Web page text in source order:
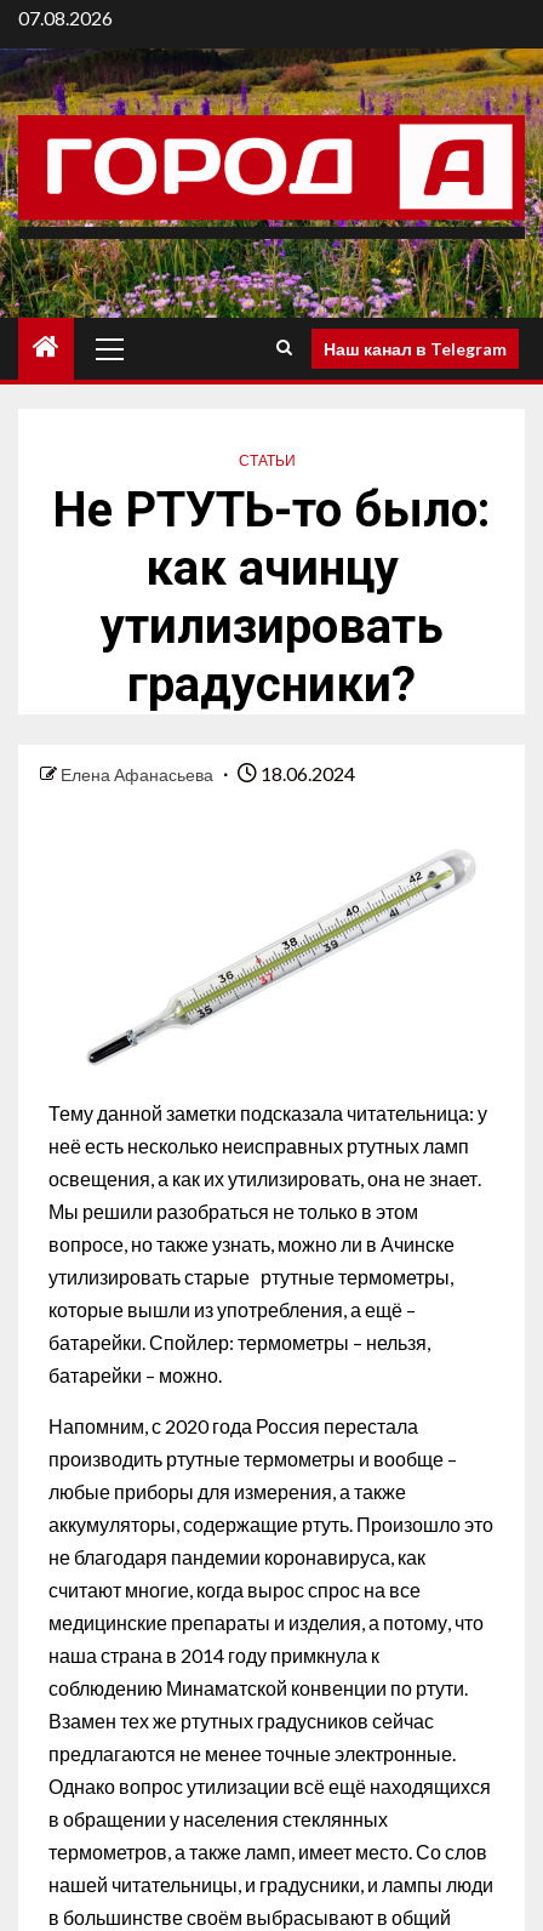
07.08.2026
Наш канал в Telegram
СТАТЬИ
Не РТУТЬ-то было:
как ачинцу
утилизировать
градусники?
Елена Афанасьева 18.06.2024
Тему данной заметки подсказала читательница: у
неё есть несколько неисправных ртутных ламп
освещения, а как их утилизировать, она не знает.
Мы решили разобраться не только в этом
вопросе, но также узнать, можно ли в Ачинске
утилизировать старые ртутные термометры,
которые вышли из употребления, а ещё –
батарейки. Спойлер: термометры – нельзя,
батарейки – можно.
Напомним, с 2020 года Россия перестала
производить ртутные термометры и вообще –
любые приборы для измерения, а также
аккумуляторы, содержащие ртуть. Произошло это
не благодаря пандемии коронавируса, как
считают многие, когда вырос спрос на все
медицинские препараты и изделия, а потому, что
наша страна в 2014 году примкнула к
соблюдению Минаматской конвенции по ртути.
Взамен тех же ртутных градусников сейчас
предлагаются не менее точные электронные.
Однако вопрос утилизации всё ещё находящихся
в обращении у населения стеклянных
термометров, а также ламп, имеет место. Со слов
нашей читательницы, и градусники, и лампы люди
в большинстве своём выбрасывают в общий